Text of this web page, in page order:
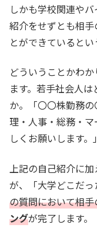
しかも学校関連や
紹介をせずとも相
とができているとい
どういうことかわ
ます。若手社会人
か。「〇〇株勤務
理・人事・総務・
しくお願いします。
上記の自己紹介に
が、「大学どこだ
の質問において相
ングが完了します。